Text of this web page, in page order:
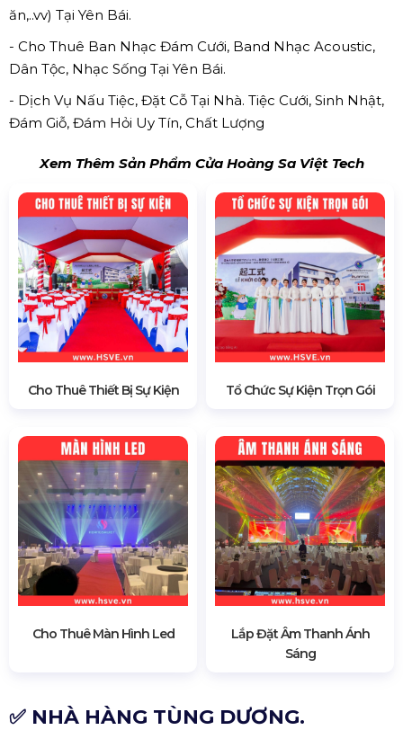
ăn,..vv) Tại Yên Bái.
- Cho Thuê Ban Nhạc Đám Cưới, Band Nhạc Acoustic,
Dân Tộc, Nhạc Sống Tại Yên Bái.
- Dịch Vụ Nấu Tiệc, Đặt Cỗ Tại Nhà. Tiệc Cưới, Sinh Nhật,
Đám Giỗ, Đám Hỏi Uy Tín, Chất Lượng
Xem Thêm Sản Phẩm Cửa Hoàng Sa Việt Tech
Cho Thuê Thiết Bị Sự Kiện Tổ Chức Sự Kiện Trọn Gói
Cho Thuê Màn Hình Led
Lắp Đặt Âm Thanh Ánh
Sáng
✅ NHÀ HÀNG TÙNG DƯƠNG.